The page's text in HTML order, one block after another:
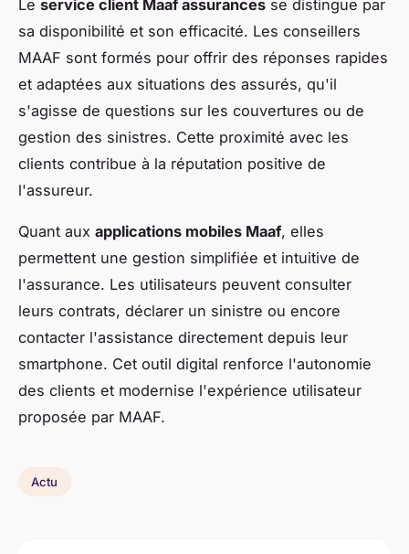
Le service client Maaf assurances se distingue par
sa disponibilité et son efficacité. Les conseillers
MAAF sont formés pour offrir des réponses rapides
et adaptées aux situations des assurés, qu'il
s'agisse de questions sur les couvertures ou de
gestion des sinistres. Cette proximité avec les
clients contribue à la réputation positive de
l'assureur.
Quant aux applications mobiles Maaf, elles
permettent une gestion simplifiée et intuitive de
l'assurance. Les utilisateurs peuvent consulter
leurs contrats, déclarer un sinistre ou encore
contacter l'assistance directement depuis leur
smartphone. Cet outil digital renforce l'autonomie
des clients et modernise l'expérience utilisateur
proposée par MAAF.
Actu